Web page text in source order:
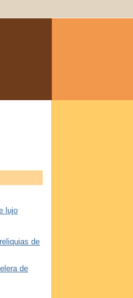
lujo
de
de